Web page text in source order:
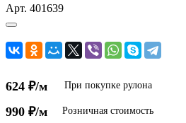
Арт. 401639
624 ₽/м При покупке рулона
990 ₽/м Розничная стоимость